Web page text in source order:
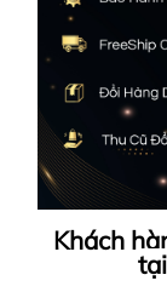
Khách